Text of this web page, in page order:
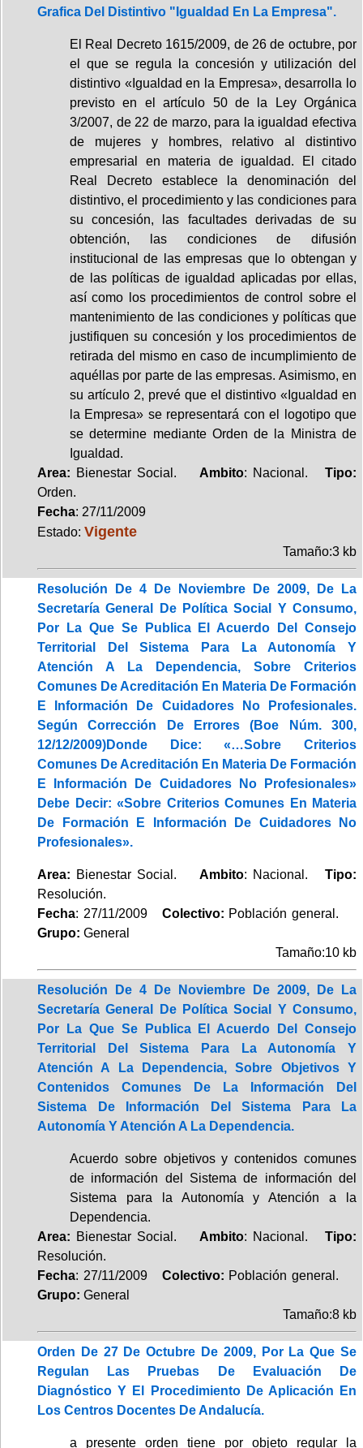
Grafica Del Distintivo "Igualdad En La Empresa".
El Real Decreto 1615/2009, de 26 de octubre, por
el que se regula la concesión y utilización del
distintivo «Igualdad en la Empresa», desarrolla lo
previsto en el artículo 50 de la Ley Orgánica
3/2007, de 22 de marzo, para la igualdad efectiva
de mujeres y hombres, relativo al distintivo
empresarial en materia de igualdad. El citado
Real Decreto establece la denominación del
distintivo, el procedimiento y las condiciones para
su concesión, las facultades derivadas de su
obtención, las condiciones de difusión
institucional de las empresas que lo obtengan y
de las políticas de igualdad aplicadas por ellas,
así como los procedimientos de control sobre el
mantenimiento de las condiciones y políticas que
justifiquen su concesión y los procedimientos de
retirada del mismo en caso de incumplimiento de
aquéllas por parte de las empresas. Asimismo, en
su artículo 2, prevé que el distintivo «Igualdad en
la Empresa» se representará con el logotipo que
se determine mediante Orden de la Ministra de
Igualdad.
Area: Bienestar Social. Ambito: Nacional. Tipo:
Orden.
Fecha: 27/11/2009
Estado: Vigente
Tamaño:3 kb
Resolución De 4 De Noviembre De 2009, De La
Secretaría General De Política Social Y Consumo,
Por La Que Se Publica El Acuerdo Del Consejo
Territorial Del Sistema Para La Autonomía Y
Atención A La Dependencia, Sobre Criterios
Comunes De Acreditación En Materia De Formación
E Información De Cuidadores No Profesionales.
Según Corrección De Errores (Boe Núm. 300,
12/12/2009)Donde Dice: «…Sobre Criterios
Comunes De Acreditación En Materia De Formación
E Información De Cuidadores No Profesionales»
Debe Decir: «Sobre Criterios Comunes En Materia
De Formación E Información De Cuidadores No
Profesionales».
Area: Bienestar Social. Ambito: Nacional. Tipo:
Resolución.
Fecha: 27/11/2009Colectivo: Población general.
Grupo: General
Tamaño:10 kb
Resolución De 4 De Noviembre De 2009, De La
Secretaría General De Política Social Y Consumo,
Por La Que Se Publica El Acuerdo Del Consejo
Territorial Del Sistema Para La Autonomía Y
Atención A La Dependencia, Sobre Objetivos Y
Contenidos Comunes De La Información Del
Sistema De Información Del Sistema Para La
Autonomía Y Atención A La Dependencia.
Acuerdo sobre objetivos y contenidos comunes
de información del Sistema de información del
Sistema para la Autonomía y Atención a la
Dependencia.
Area: Bienestar Social. Ambito: Nacional. Tipo:
Resolución.
Fecha: 27/11/2009Colectivo: Población general.
Grupo: General
Tamaño:8 kb
Orden De 27 De Octubre De 2009, Por La Que Se
Regulan Las Pruebas De Evaluación De
Diagnóstico Y El Procedimiento De Aplicación En
Los Centros Docentes De Andalucía.
a presente orden tiene por objeto regular la